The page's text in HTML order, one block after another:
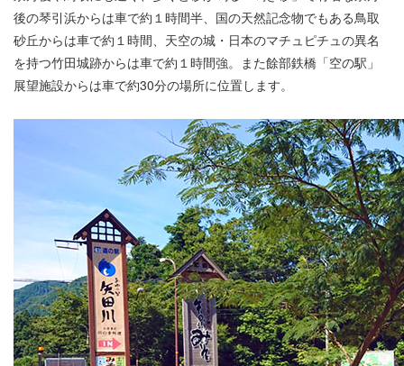
後の琴引浜からは車で約１時間半、国の天然記念物でもある鳥取
砂丘からは車で約１時間、天空の城・日本のマチュピチュの異名
を持つ竹田城跡からは車で約１時間強。また餘部鉄橋「空の駅」
展望施設からは車で約30分の場所に位置します。